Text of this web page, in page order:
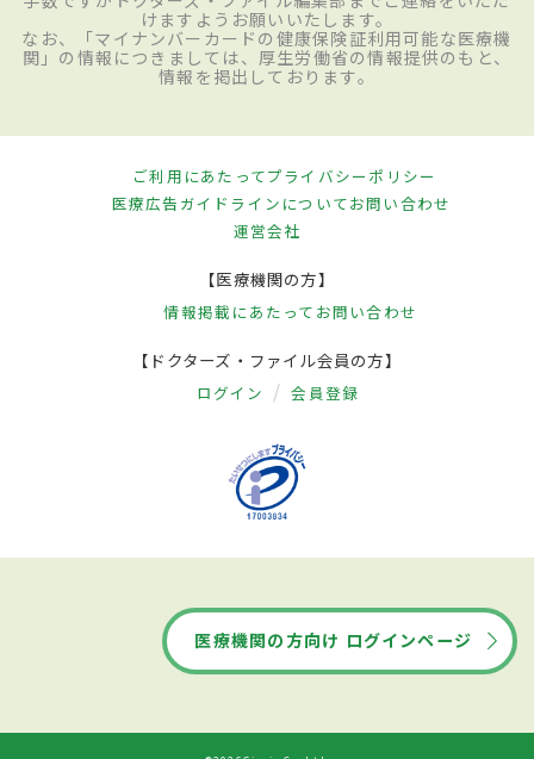
けますようお願いいたします。
なお、「マイナンバーカードの健康保険証利用可能な医療機
関」の情報につきましては、厚生労働省の情報提供のもと、
情報を掲出しております。
ご利用にあたってプライバシーポリシー
医療広告ガイドラインについてお問い合わせ
運営会社
【医療機関の方】
情報掲載にあたって お問い合わせ
【ドクターズ・ファイル会員の方】
ログイン 会員登録
医療機関の方向け ログインページ